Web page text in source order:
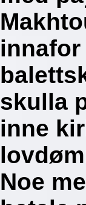
innafor
skulla
inne
Noe